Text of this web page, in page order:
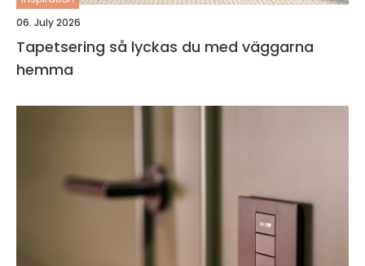
06. July 2026
Tapetsering så lyckas du med väggarna
hemma